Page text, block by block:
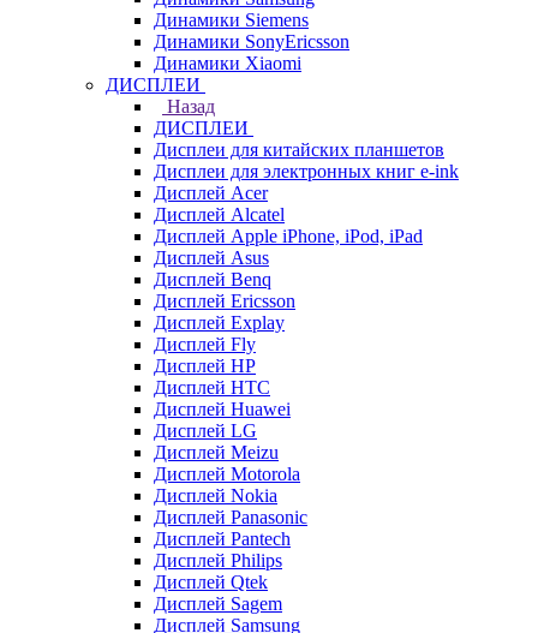
Динамики Siemens
Динамики SonyEricsson
Динамики Xiaomi
ДИСПЛЕИ
Назад
ДИСПЛЕИ
Дисплеи для китайских планшетов
Дисплеи для электронных книг e-ink
Дисплей Acer
Дисплей Alcatel
Дисплей Apple iPhone, iPod, iPad
Дисплей Asus
Дисплей Benq
Дисплей Ericsson
Дисплей Explay
Дисплей Fly
Дисплей HP
Дисплей HTC
Дисплей Huawei
Дисплей LG
Дисплей Meizu
Дисплей Motorola
Дисплей Nokia
Дисплей Panasonic
Дисплей Pantech
Дисплей Philips
Дисплей Qtek
Дисплей Sagem
Дисплей Samsung